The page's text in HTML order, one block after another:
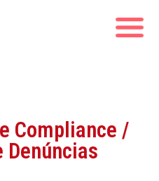
Compliance /
Denúncias